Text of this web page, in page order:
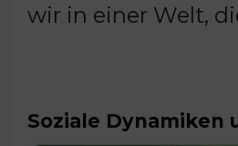
wir in einer Welt,
Soziale Dynamiken